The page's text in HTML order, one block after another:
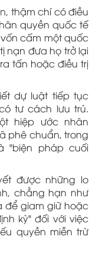
thậm chí có điều
quyền quốc tế
cấm một quốc
nạn đưa họ trở lại
tấn hoặc điều trị
dự luật tiếp tục
tư cách lưu trú.
hiệp ước nhân
phê chuẩn, trong
"biện pháp cuối
được những lo
chẳng hạn như
để giam giữ hoặc
kỳ" đối với việc
quyền miễn trừ